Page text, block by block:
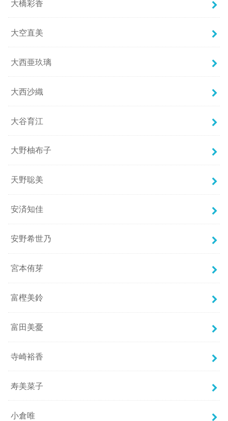
大橋彩香
大空直美
大西亜玖璃
大西沙織
大谷育江
大野柚布子
天野聡美
安済知佳
安野希世乃
宮本侑芽
富樫美鈴
富田美憂
寺崎裕香
寿美菜子
小倉唯